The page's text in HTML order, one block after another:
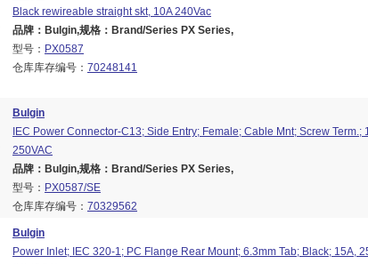
Black rewireable straight skt, 10A 240Vac
品牌：Bulgin,规格：Brand/Series PX Series,
型号： PX0587
仓库库存编号： 70248141
Bulgin
IEC Power Connector-C13; Side Entry; Female; Cable Mnt; Screw Term.;
250VAC
品牌：Bulgin,规格：Brand/Series PX Series,
型号： PX0587/SE
仓库库存编号： 70329562
Bulgin
Power Inlet; IEC 320-1; PC Flange Rear Mount; 6.3mm Tab; Black; 15A,